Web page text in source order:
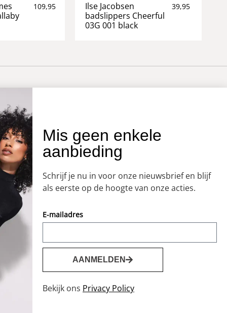
109,95
Ilse Jacobsen
badslippers Cheerful
03G 001 black
39,95
OVER ONS
Onze winkel
Koopzondagen
Mis geen enkele
aanbieding
Schrijf je nu in voor onze nieuwsbrief en blijf
als eerste op de hoogte van onze acties.
E-mailadres
AANMELDEN
Bekijk ons Privacy Policy